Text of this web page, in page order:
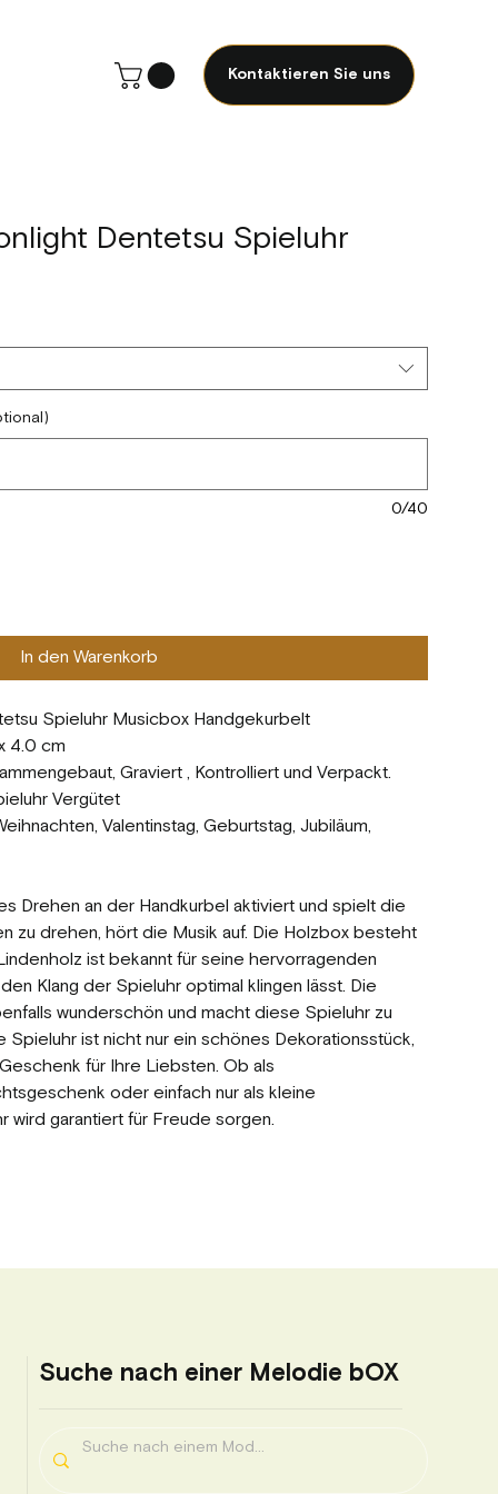
Kontaktieren Sie uns
Dentetsu Spieluhr
0/40
In den Warenkorb
Spieluhr Musicbox Handgekurbelt
4.0 cm
Graviert , Kontrolliert und Verpackt.
Vergütet
Valentinstag, Geburtstag, Jubiläum,
Drehen an der Handkurbel aktiviert und spielt die
zu drehen, hört die Musik auf. Die Holzbox besteht
ist bekannt für seine hervorragenden
Klang der Spieluhr optimal klingen lässt. Die
wunderschön und macht diese Spieluhr zu
Spieluhr ist nicht nur ein schönes Dekorationsstück,
für Ihre Liebsten. Ob als
oder einfach nur als kleine
wird garantiert für Freude sorgen.
Suche nach einer Melodie bOX